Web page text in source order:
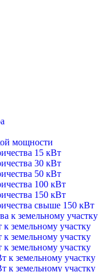
мощности
15 кВт
30 кВт
50 кВт
100 кВт
150 кВт
свыше 150 кВт
к земельному участку
земельному участку
земельному участку
земельному участку
к земельному участку
к земельному участку